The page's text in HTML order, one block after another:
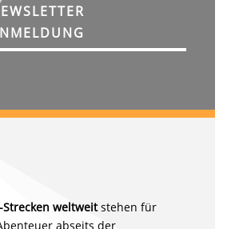
weltweitstehen für
abseits der